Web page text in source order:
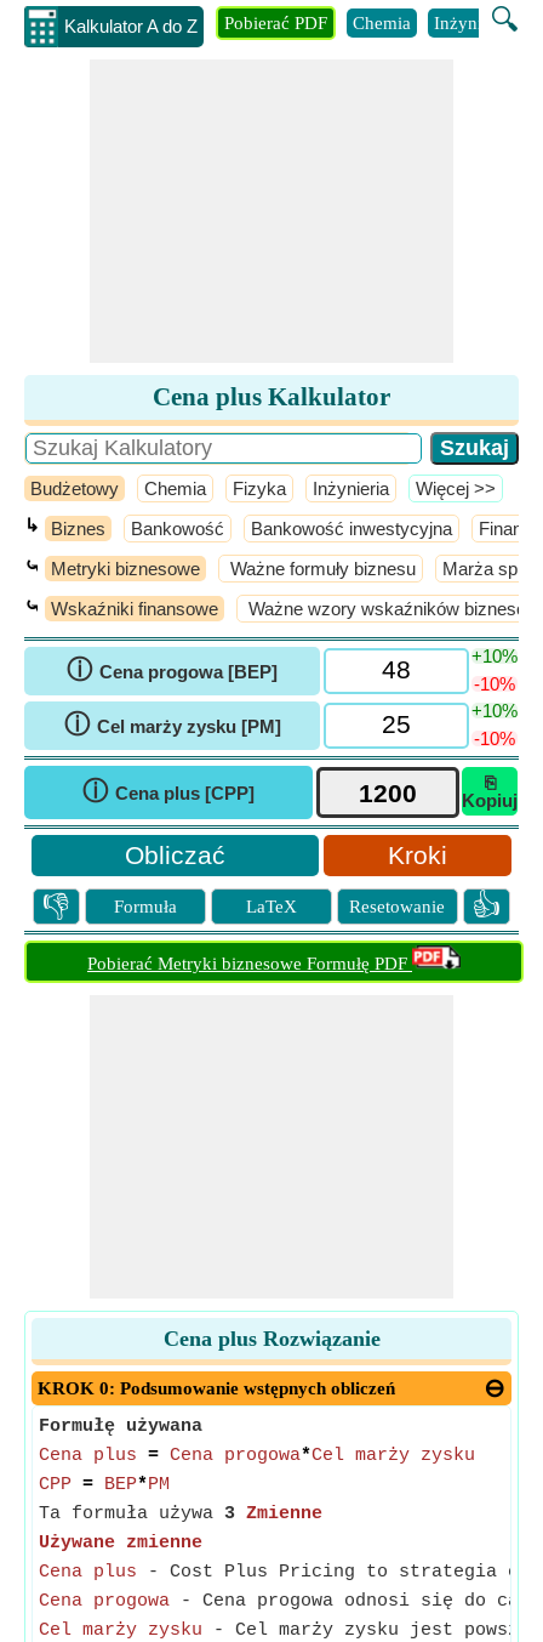
Kalkulator A do Z 🔍
Pobierać PDF Chemia Inżynieria
Cena plus Kalkulator
Budżetowy Chemia Fizyka Inżynieria ​Więcej >>
↳ Biznes Bankowość Bankowość inwestycyjna
⤿ Metryki biznesowe Ważne formuły biznesu Marża
⤿ Wskaźniki finansowe Ważne wzory wskaźników
ⓘ Cena progowa [BEP]
+10%
-10%
ⓘ Cel marży zysku [PM]
+10%
-10%
ⓘ Cena plus [CPP]
⎘
Kopiuj
Kroki
👎 Formuła LaTeX Resetowanie 👍
Pobierać Metryki biznesowe Formułę PDF
Cena plus Rozwiązanie
KROK 0: Podsumowanie wstępnych obliczeń
Formułę używana
Cena plus = Cena progowa*Cel marży zysku
CPP = BEP*PM
Ta formuła używa 3 Zmienne
Używane zmienne
Cena plus - Cost Plus Pricing to strategia
Cena progowa - Cena progowa odnosi się do
Cel marży zysku - Cel marży zysku jest